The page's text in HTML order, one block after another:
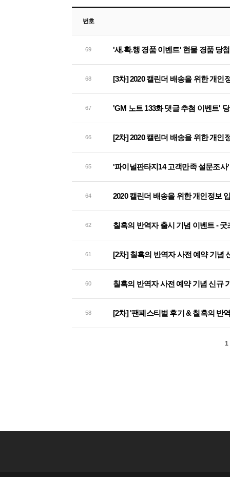
번호
69 '새.확.행 경품 이벤트' 현물 경품 당
68 [3차] 2020 캘린더 배송을 위한 개인
67 'GM 노트 133화 댓글 추첨 이벤트'
66 [2차] 2020 캘린더 배송을 위한 개인
65 '파이널판타지14 고객만족 설문조
64 2020 캘린더 배송을 위한 개인정보
62 칠흑의 반역자 출시 기념 이벤트 - 굿
61 [2차] 칠흑의 반역자 사전 예약 기념
60 칠흑의 반역자 사전 예약 기념 신규
58 [2차] '팬페스티벌 후기 & 칠흑의 반
1